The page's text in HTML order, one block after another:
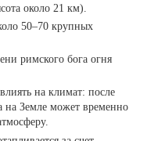
около 21 км).
50–70 крупных
римского бога огня
на климат: после
на Земле может временно